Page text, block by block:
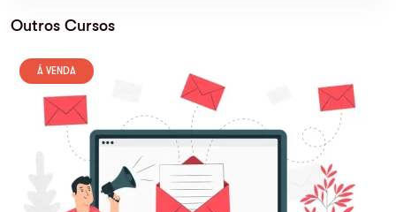
Outros Cursos
Á VENDA